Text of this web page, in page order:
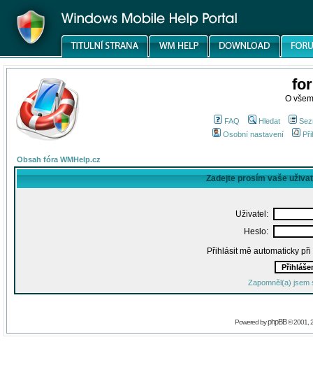
O
FAQ Hledat
Osobní nastavení
Obsah fóra WMHelp.cz
Zadejte prosím vaše
Uživatel:
Heslo:
Přihlásit mě automaticky
Zapomněl(a) jsem
Powered byphpBB© 2001,